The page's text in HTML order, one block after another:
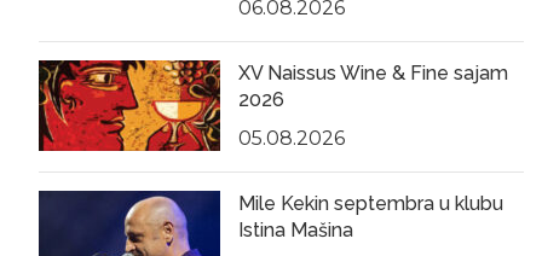
06.08.2026
XV Naissus Wine & Fine sajam
2026
05.08.2026
Mile Kekin septembra u klubu
Istina Mašina